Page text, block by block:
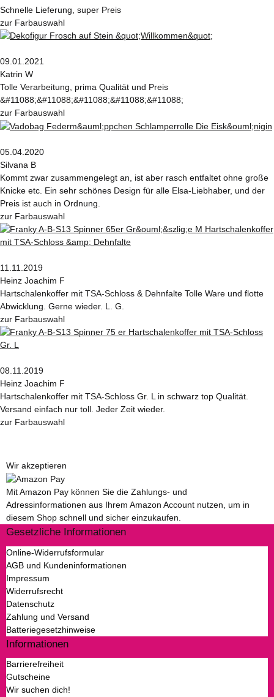
Schnelle Lieferung, super Preis
zur Farbauswahl
09.01.2021
Katrin W
Tolle Verarbeitung, prima Qualität und Preis
&#11088;&#11088;&#11088;&#11088;&#11088;
zur Farbauswahl
05.04.2020
Silvana B
Kommt zwar zusammengelegt an, ist aber rasch entfaltet ohne große
Knicke etc. Ein sehr schönes Design für alle Elsa-Liebhaber, und der
Preis ist auch in Ordnung.
zur Farbauswahl
11.11.2019
Heinz Joachim F
Hartschalenkoffer mit TSA-Schloss & Dehnfalte Tolle Ware und flotte
Abwicklung. Gerne wieder. L. G.
zur Farbauswahl
08.11.2019
Heinz Joachim F
Hartschalenkoffer mit TSA-Schloss Gr. L in schwarz top Qualität.
Versand einfach nur toll. Jeder Zeit wieder.
zur Farbauswahl
Wir akzeptieren
Mit Amazon Pay können Sie die Zahlungs- und
Adressinformationen aus Ihrem Amazon Account nutzen, um in
diesem Shop schnell und sicher einzukaufen.
Gesetzliche Informationen
Online-Widerrufsformular
AGB und Kundeninformationen
Impressum
Widerrufsrecht
Datenschutz
Zahlung und Versand
Batteriegesetzhinweise
Informationen
Barrierefreiheit
Gutscheine
Wir suchen dich!